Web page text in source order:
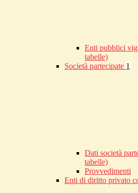
Enti pubblici
tabelle)
Società partecipate 1
Dati società
tabelle)
Provvedimenti
Enti di diritto privato